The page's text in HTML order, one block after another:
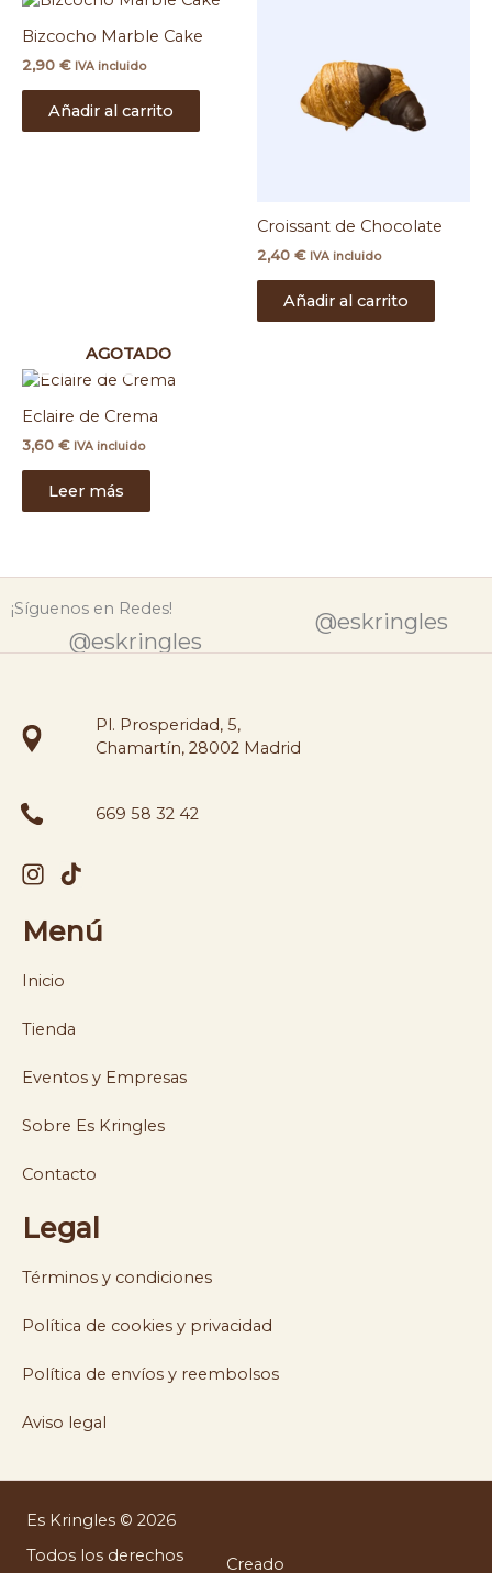
Bizcocho Marble Cake
2,90 € IVA incluido
Añadir al carrito
Croissant de Chocolate
2,40 € IVA incluido
Añadir al carrito
AGOTADO
Eclaire de Crema
3,60 € IVA incluido
Leer más
¡Síguenos en Redes!
@eskringles
@eskringles
Pl. Prosperidad, 5,
Chamartín, 28002 Madrid
669 58 32 42
Menú
Inicio
Tienda
Eventos y Empresas
Sobre Es Kringles
Contacto
Legal
Términos y condiciones
Política de cookies y privacidad
Política de envíos y reembolsos
Aviso legal
Es Kringles © 2026
Todos los derechos
Creado